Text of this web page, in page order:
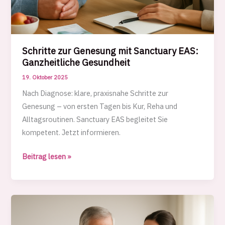
Schritte zur Genesung mit Sanctuary EAS:
Ganzheitliche Gesundheit
19. Oktober 2025
Nach Diagnose: klare, praxisnahe Schritte zur
Genesung – von ersten Tagen bis Kur, Reha und
Alltagsroutinen. Sanctuary EAS begleitet Sie
kompetent. Jetzt informieren.
Schritte
Genesung
mit
Beitrag lesen »